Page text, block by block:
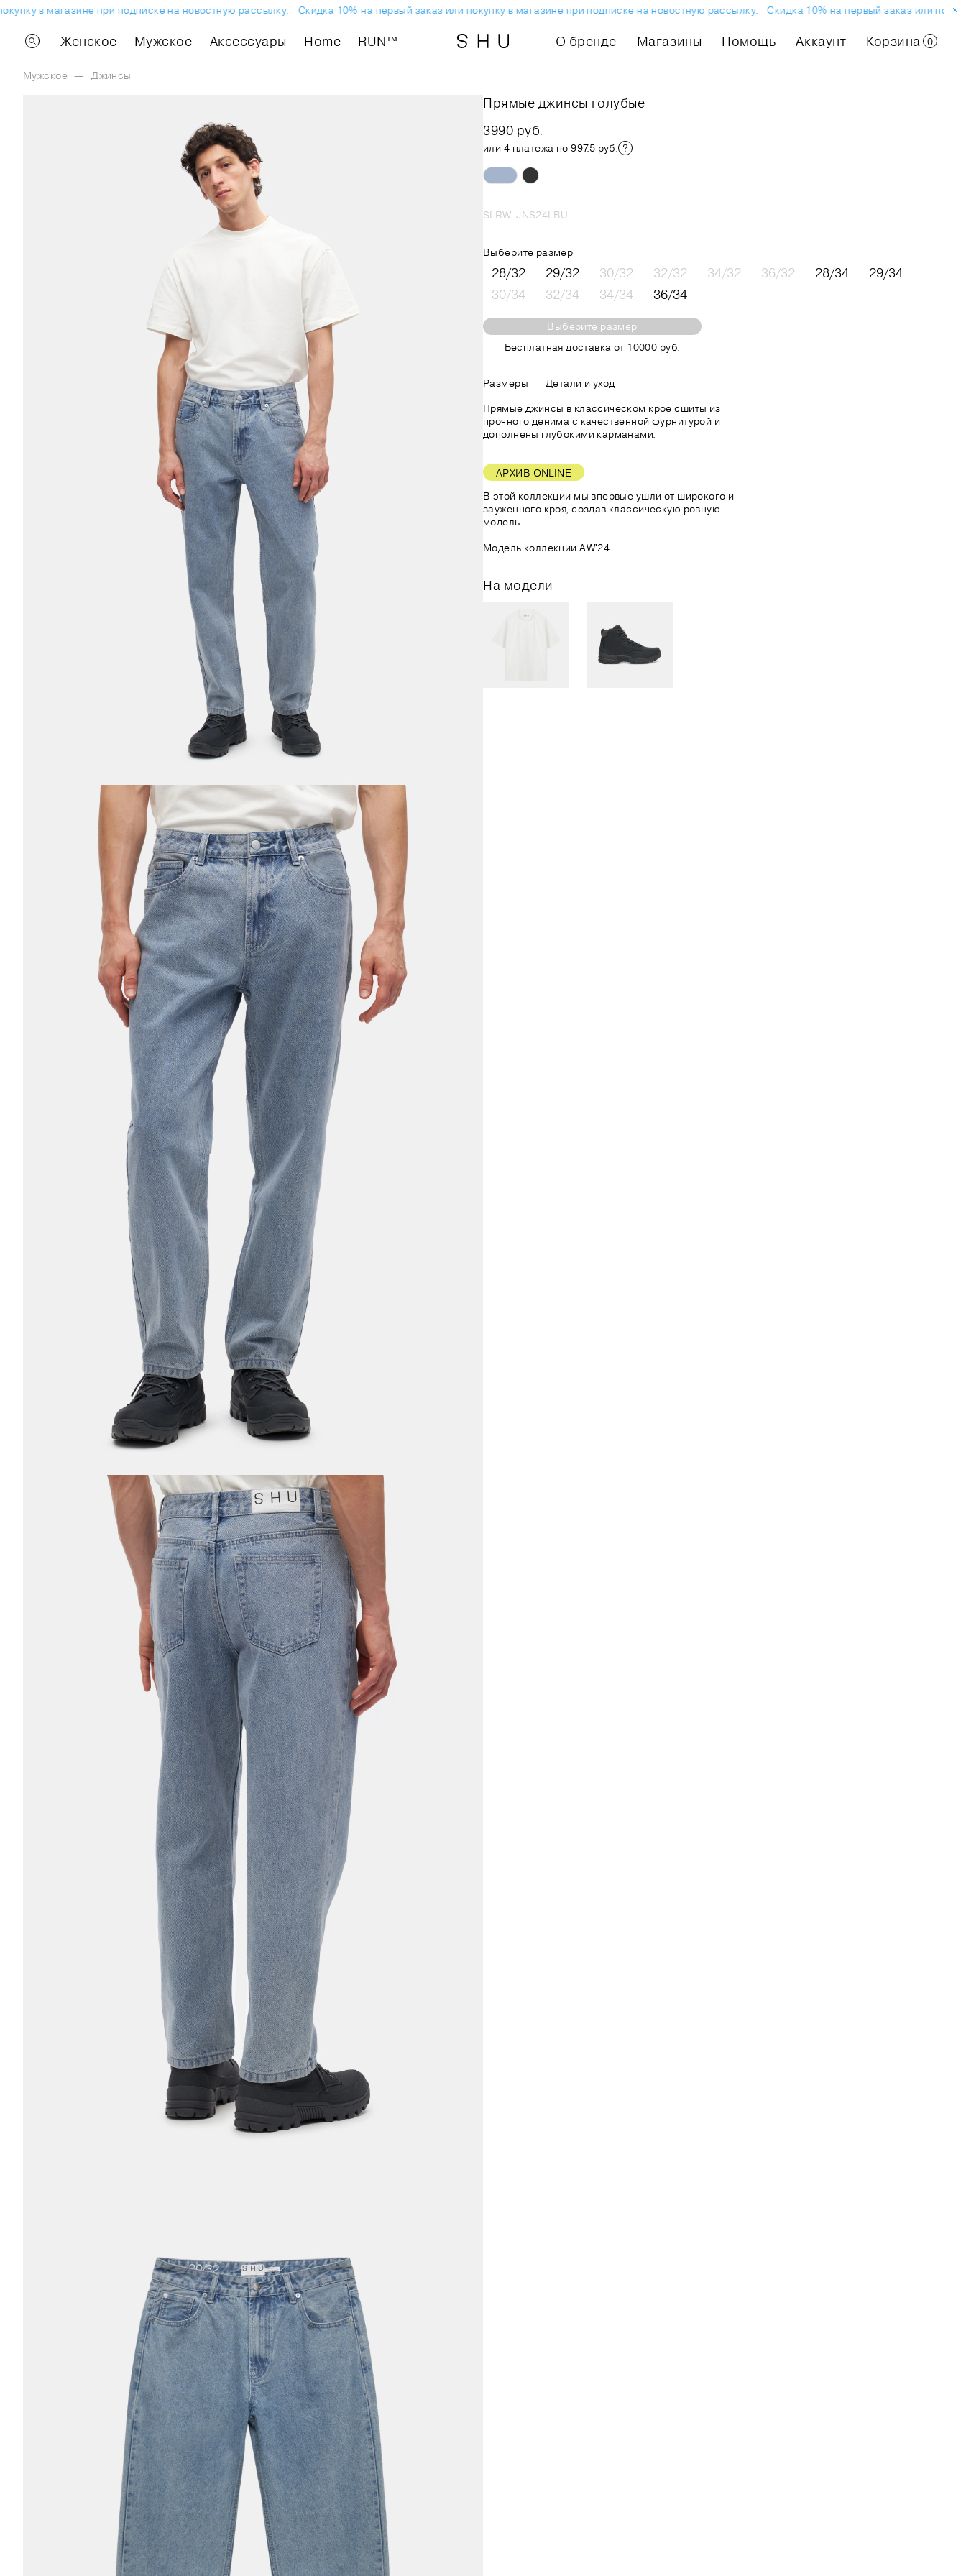
в магазине при подписке на новостную рассылку. Скидка 10% на первый заказ или покупку в магазине при подписке на новостную рассылку. Скидка 10% на первый заказ или
Женское Мужское Аксессуары Home RUN™ О бренде Магазины Помощь Аккаунт Корзина 0
Мужское — Джинсы
Прямые джинсы голубые
3990 руб.
или 4 платежа по 997.5 руб.
SLRW-JNS24LBU
Выберите размер
28/32 29/32 30/32 32/32 34/32 36/32 28/34
29/34
30/34
32/34 34/34 36/34
Выберите размер
Бесплатная доставка от 10000 руб.
Размеры
Детали и уход
Прямые джинсы в классическом крое сшиты из
прочного денима с качественной фурнитурой и
дополнены глубокими карманами.
АРХИВ ONLINE
В этой коллекции мы впервые ушли от широкого и
зауженного кроя, создав классическую ровную
модель.
Модель коллекции AW'24
На модели